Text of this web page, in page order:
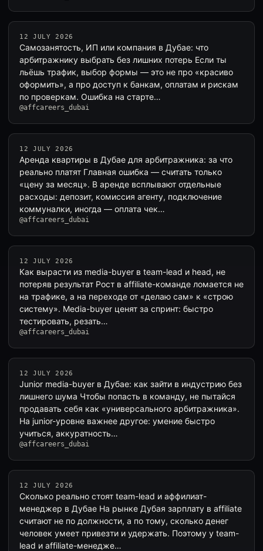
12 JULY 2026
Самозанятость, ИП или компания в Дубае: что
арбитражнику выбрать без лишних потерь Если ты
льёшь трафик, выбор формы — это не про «красиво
оформить», а про доступ к банкам, оплатам и рискам
по проверкам. Ошибка на старте…
@affcareers_dubai
12 JULY 2026
Аренда квартиры в Дубае для арбитражника: за что
реально платят Главная ошибка — считать только
«цену за месяц». В аренде всплывают отдельные
расходы: депозит, комиссия агенту, подключение
коммуналки, иногда — оплата чек…
@affcareers_dubai
12 JULY 2026
Как вырасти из media-buyer в team-lead и head, не
потеряв результат Рост в affiliate-команде ломается не
на трафике, а на переходе от «делаю сам» к «строю
систему». Media-buyer ценят за спринт: быстро
тестировать, резать…
@affcareers_dubai
12 JULY 2026
Junior media-buyer в Дубае: как зайти в индустрию без
лишнего шума Чтобы попасть в команду, не пытайся
продавать себя как «универсального арбитражника».
На junior-уровне важнее другое: умение быстро
учиться, аккуратность…
@affcareers_dubai
12 JULY 2026
Сколько реально стоят team-lead и аффилиат-
менеджер в Дубае На рынке Дубая зарплату в affiliate
считают не по должности, а по тому, сколько денег
человек умеет привезти и удержать. Поэтому у team-
lead и affiliate-менедже…